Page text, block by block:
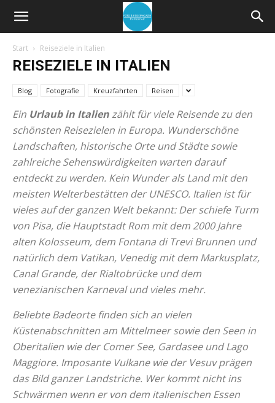
Start Reiseziele in Italien
REISEZIELE IN ITALIEN
Blog Fotografie Kreuzfahrten Reisen
Ein Urlaub in Italienzählt für viele Reisende zu den
schönsten Reisezielen in Europa. Wunderschöne
Landschaften, historische Orte und Städte sowie
zahlreiche Sehenswürdigkeiten warten darauf
entdeckt zu werden. Kein Wunder als Land mit den
meisten Welterbestätten der UNESCO. Italien ist für
vieles auf der ganzen Welt bekannt: Der schiefe Turm
von Pisa, die Hauptstadt Rom mit dem 2000 Jahre
alten Kolosseum, dem Fontana di Trevi Brunnen und
natürlich dem Vatikan, Venedig mit dem Markusplatz,
Canal Grande, der Rialtobrücke und dem
venezianischen Karneval und vieles mehr.
Beliebte Badeorte finden sich an vielen
Küstenabschnitten am Mittelmeer sowie den Seen in
Oberitalien wie der Comer See, Gardasee und Lago
Maggiore. Imposante Vulkane wie der Vesuv prägen
das Bild ganzer Landstriche. Wer kommt nicht ins
Schwärmen wenn er von dem italienischen Essen